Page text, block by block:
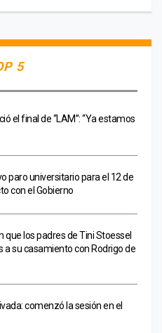
5
el final de “LAM”: “Ya estamos
paro universitario para el 12 de
con el Gobierno
que los padres de Tini Stoessel
a su casamiento con Rodrigo de
comenzó la sesión en el